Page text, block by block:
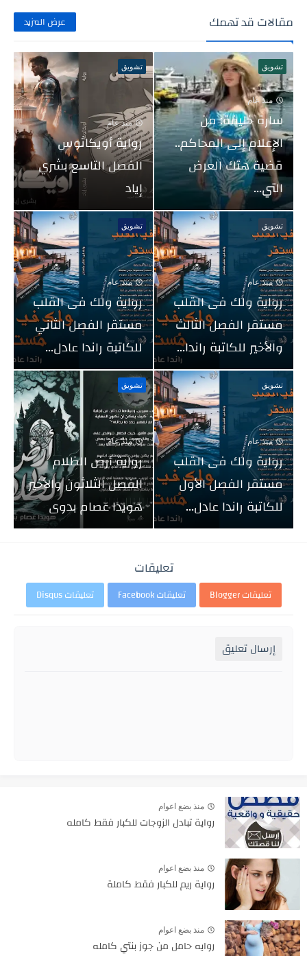
مقالات قد تهمك عرض المزيد
تشويق
منذ عام
سارة خليفة: من
الإعلام إلى المحاكم..
قضية هتك العرض
التي...
تشويق
منذ عام
رواية أويكاثوس
الفصل التاسع بشري
إياد
تشويق
منذ عام
رواية ولك فى القلب
مستقر الفصل الثالث
والأخير للكاتبة راندا...
تشويق
منذ عام
رواية ولك فى القلب
مستقر الفصل الثاني
للكاتبة راندا عادل...
تشويق
منذ عام
رواية ولك فى القلب
مستقر الفصل الأول
للكاتبة راندا عادل...
تشويق
منذ عام
رواية أرض الظلام
الفصل الثلاثون والأخير
هويدا عصام بدوى
تعليقات
تعليقات Blogger تعليقات Facebook تعليقات Disqus
إرسال تعليق
منذ بضع اعوام
رواية تبادل الزوجات للكبار فقط كامله
منذ بضع اعوام
رواية ريم للكبار فقط كاملة
منذ بضع اعوام
روايه حامل من جوز بنتي كامله